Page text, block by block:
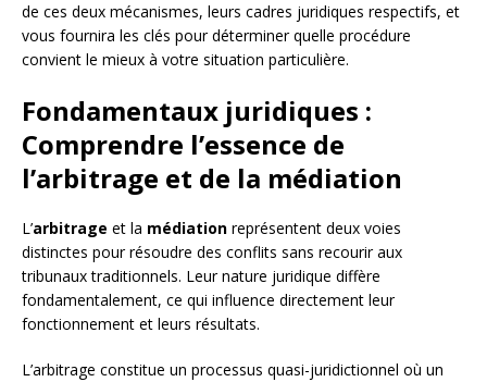
de ces deux mécanismes, leurs cadres juridiques respectifs, et
vous fournira les clés pour déterminer quelle procédure
convient le mieux à votre situation particulière.
Fondamentaux juridiques :
Comprendre l’essence de
l’arbitrage et de la médiation
L’arbitrage et la médiation représentent deux voies
distinctes pour résoudre des conflits sans recourir aux
tribunaux traditionnels. Leur nature juridique diffère
fondamentalement, ce qui influence directement leur
fonctionnement et leurs résultats.
L’arbitrage constitue un processus quasi-juridictionnel où un